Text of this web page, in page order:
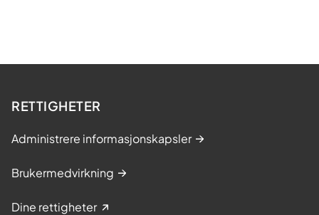
RETTIGHETER
Administrere informasjonskapsler
Brukermedvirkning
Dine rettigheter